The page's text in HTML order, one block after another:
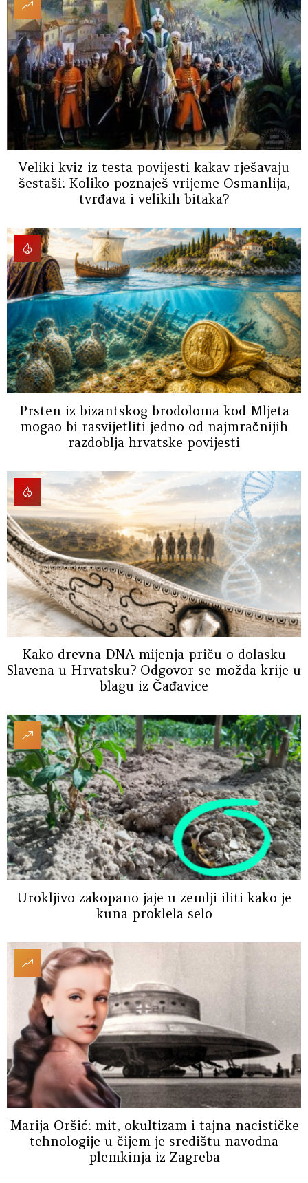
Veliki kviz iz testa povijesti kakav rješavaju
šestaši: Koliko poznaješ vrijeme Osmanlija,
tvrđava i velikih bitaka?
Prsten iz bizantskog brodoloma kod Mljeta
mogao bi rasvijetliti jedno od najmračnijih
razdoblja hrvatske povijesti
Kako drevna DNA mijenja priču o dolasku
Slavena u Hrvatsku? Odgovor se možda krije u
blagu iz Čađavice
Urokljivo zakopano jaje u zemlji iliti kako je
kuna proklela selo
Marija Oršić: mit, okultizam i tajna nacističke
tehnologije u čijem je središtu navodna
plemkinja iz Zagreba